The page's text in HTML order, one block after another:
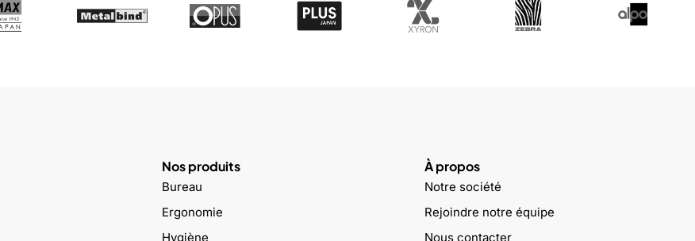
Nos produits
Bureau
Ergonomie
Hygiène
À propos
Notre société
Rejoindre notre équipe
Nous contacter